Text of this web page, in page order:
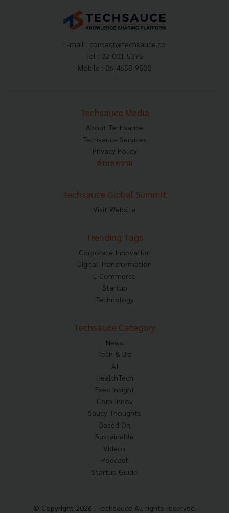
E-mail : contact@techsauce.co
Tel : 02-001-5375
Mobile : 06-4658-9500
Techsauce Media
About Techsauce
Techsauce Services
Privacy Policy
ส่งบทความ
Techsauce Global Summit
Visit Website
Trending Tags
Corporate Innovation
Digital Transformation
E-Commerce
Startup
Technology
Techsauce Category
News
Tech & Biz
AI
HealthTech
Exec Insight
Corp Innov
Saucy Thoughts
Based On
Sustainable
Videos
Podcast
Startup Guide
© Copyright 2026 : Techsauce All rights reserved.